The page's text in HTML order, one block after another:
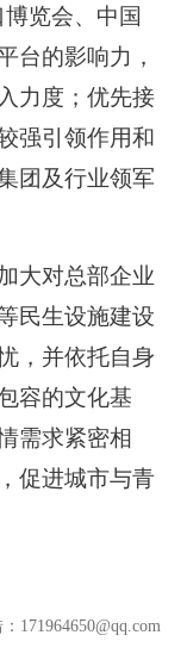
览会、中国
台的影响力，
力度；优先接
强引领作用和
团及行业领军
大对总部企业
民生设施建设
，并依托自身
容的文化基
需求紧密相
促进城市与青
：171964650@qq.com